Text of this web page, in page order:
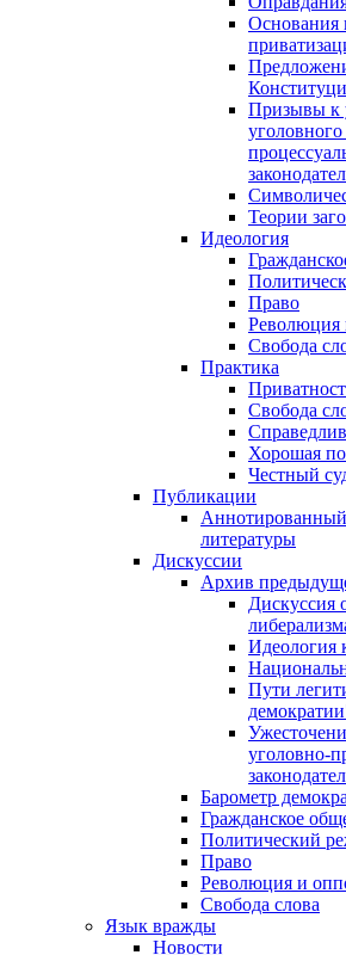
Основания
Призывы к
Теории
Идеология
Право
Революция
Свобода
Практика
Свобода
Хорошая
Честный
Публикации
Аннотированный
литературы
Дискуссии
Архив
Дискуссия
Идеология
Пути
уголовно-
Барометр
Гражданское
Политический
Право
Революция и
Свобода слова
Язык вражды
Новости